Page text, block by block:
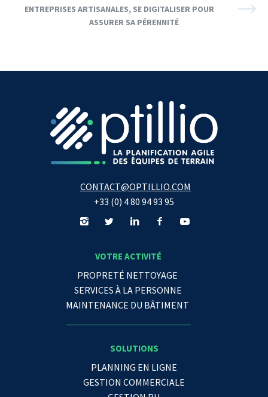
ENTREPRISES ARTISANALES, SE DIGITALISER POUR
ASSURER SA PÉRENNITÉ
CONTACT@OPTILLIO.COM
+33 (0) 4 80 94 93 95
VOTRE ACTIVITÉ
PROPRETÉ NETTOYAGE
SERVICES À LA PERSONNE
MAINTENANCE DU BÂTIMENT
SOLUTIONS
PLANNING EN LIGNE
GESTION COMMERCIALE